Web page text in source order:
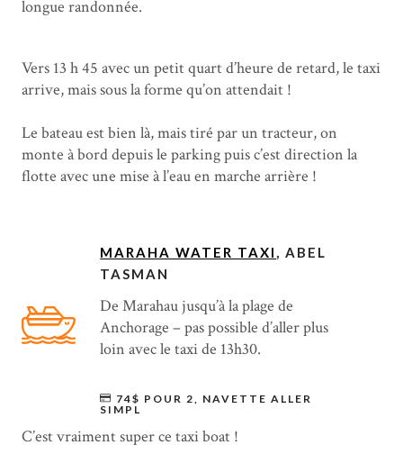
longue randonnée.
Vers 13 h 45 avec un petit quart d’heure de retard, le taxi
arrive, mais sous la forme qu’on attendait !
Le bateau est bien là, mais tiré par un tracteur, on
monte à bord depuis le parking puis c’est direction la
flotte avec une mise à l’eau en marche arrière !
MARAHA WATER TAXI
, ABEL
TASMAN
De Marahau jusqu’à la plage de
Anchorage – pas possible d’aller plus
loin avec le taxi de 13h30.
74$ POUR 2, NAVETTE ALLER
SIMPL
C’est vraiment super ce taxi boat !